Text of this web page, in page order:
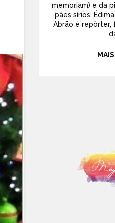
memoriam) e da
pães sírios,
Abrão é repórter,